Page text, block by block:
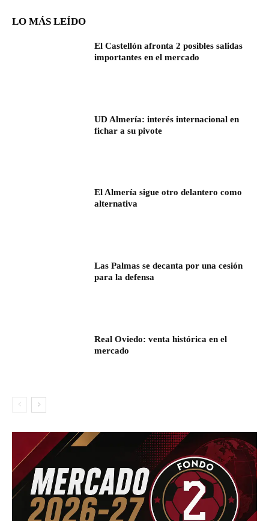
LO MÁS LEÍDO
El Castellón afronta 2 posibles salidas
importantes en el mercado
UD Almería: interés internacional en
fichar a su pivote
El Almería sigue otro delantero como
alternativa
Las Palmas se decanta por una cesión
para la defensa
Real Oviedo: venta histórica en el
mercado